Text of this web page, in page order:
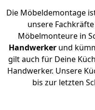
Die Möbeldemontage
unsere
Möbelmonteure in
Handwerker und
gilt auch für Deine
Handwerker. Unsere
bis zur letzten